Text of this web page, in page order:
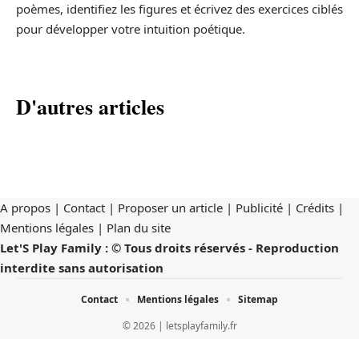
poèmes, identifiez les figures et écrivez des exercices ciblés
pour développer votre intuition poétique.
D'autres articles
A propos | Contact | Proposer un article | Publicité | Crédits |
Mentions légales | Plan du site
Let'S Play Family : © Tous droits réservés - Reproduction
interdite sans autorisation
© 2026 | letsplayfamily.fr
Contact Mentions légales Sitemap